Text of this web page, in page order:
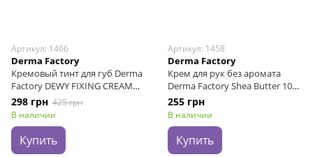
Артикул: 1466
Derma Factory
Кремовый тинт для губ Derma
Factory DEWY FIXING CREAM
TINT ROSE RUM RS01
298 грн 425 грн
В наличии
Купить
Артикул: 1458
Derma Factory
Крем для рук без аромата
Derma Factory Shea Butter 10%
Hand Cream Fragrance Free, 30
г
255 грн
В наличии
Купить